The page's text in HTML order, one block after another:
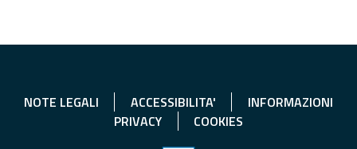
NOTE LEGALI ACCESSIBILITA'
INFORMAZIONI
PRIVACY
COOKIES